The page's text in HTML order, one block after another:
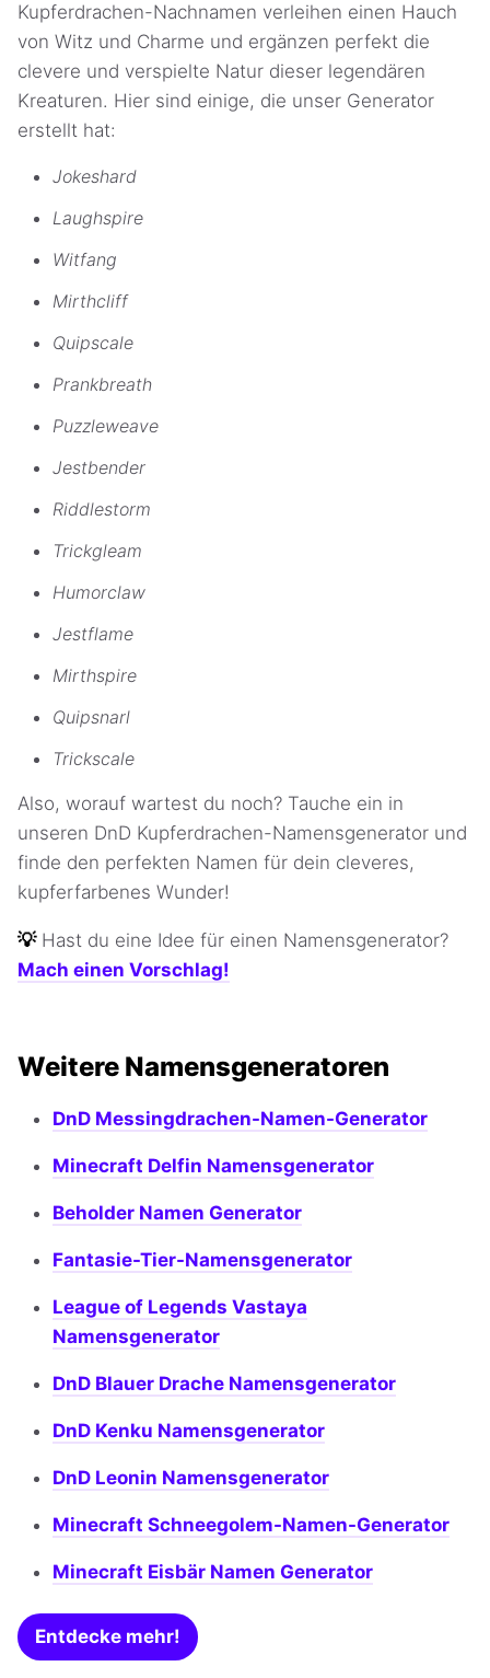
Kupferdrachen-Nachnamen verleihen einen Hauch
von Witz und Charme und ergänzen perfekt die
clevere und verspielte Natur dieser legendären
Kreaturen. Hier sind einige, die unser Generator
erstellt hat:
Jokeshard
Laughspire
Witfang
Mirthcliff
Quipscale
Prankbreath
Puzzleweave
Jestbender
Riddlestorm
Trickgleam
Humorclaw
Jestflame
Mirthspire
Quipsnarl
Trickscale
Also, worauf wartest du noch? Tauche ein in
unseren DnD Kupferdrachen-Namensgenerator und
finde den perfekten Namen für dein cleveres,
kupferfarbenes Wunder!
💡 Hast du eine Idee für einen Namensgenerator?
Mach einen Vorschlag!
Weitere Namensgeneratoren
DnD Messingdrachen-Namen-Generator
Minecraft Delfin Namensgenerator
Beholder Namen Generator
Fantasie-Tier-Namensgenerator
League of Legends Vastaya
Namensgenerator
DnD Blauer Drache Namensgenerator
DnD Kenku Namensgenerator
DnD Leonin Namensgenerator
Minecraft Schneegolem-Namen-Generator
Minecraft Eisbär Namen Generator
Entdecke mehr!